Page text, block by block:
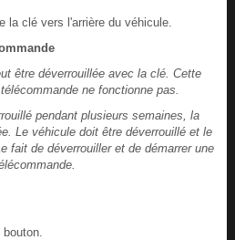
la clé vers l'arrière du véhicule.
être déverrouillée avec la clé. Cette
ne fonctionne pas.
pendant plusieurs semaines, la
Le véhicule doit être déverrouillé et le
fait de déverrouiller et de démarrer une